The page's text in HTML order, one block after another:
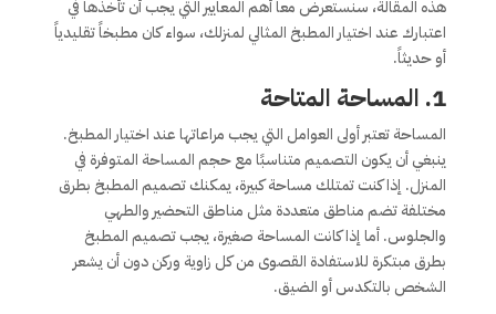
هذه المقالة، سنستعرض معاً أهم المعايير التي يجب أن تأخذها في
اعتبارك عند اختيار المطبخ المثالي لمنزلك، سواء كان مطبخاً تقليدياً
أو حديثاً.
1. المساحة المتاحة
المساحة تعتبر أولى العوامل التي يجب مراعاتها عند اختيار المطبخ.
ينبغي أن يكون التصميم متناسبًا مع حجم المساحة المتوفرة في
المنزل. إذا كنت تمتلك مساحة كبيرة، يمكنك تصميم المطبخ بطرق
مختلفة تضم مناطق متعددة مثل مناطق التحضير والطهي
والجلوس. أما إذا كانت المساحة صغيرة، يجب تصميم المطبخ
بطرق مبتكرة للاستفادة القصوى من كل زاوية وركن دون أن يشعر
الشخص بالتكدس أو الضيق.